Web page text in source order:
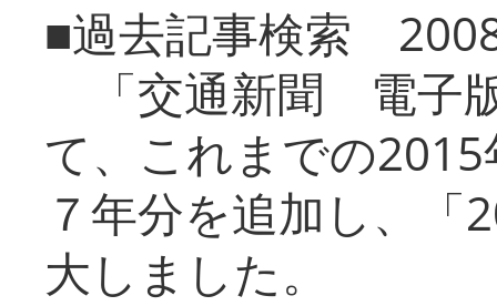
■過去記事検索
「交通新聞 電子
て、これまでの
７年分を追加し、「
大しまし